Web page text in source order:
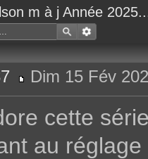
m à j Année
e
a
Dim 15 Fév
cette
au